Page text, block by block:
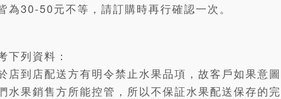
為30-50元不等，請訂購時再行確認一次。
下列資料：
店到店配送方有明令禁止水果品項，故客戶如果意
水果銷售方所能控管，所以不保証水果配送保存的